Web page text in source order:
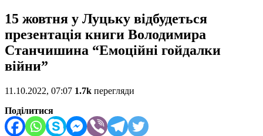
15 жовтня у Луцьку відбудеться
презентація книги Володимира
Станчишина “Емоційні гойдалки
війни”
11.10.2022, 07:07 1.7k перегляди
Поділитися